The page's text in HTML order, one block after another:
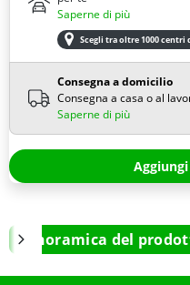
Saperne di più
Scegli tra oltre 1000 centri
Consegna a domicilio
Consegna a casa o al
Saperne di più
Panoramica del